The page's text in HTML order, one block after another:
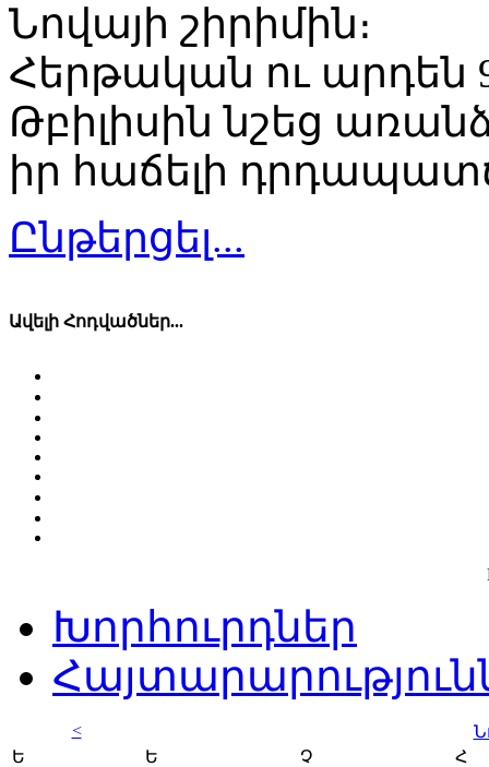
Նովայի շիրիմին։
Հերթական ու արդեն
Թբիլիսին նշեց
իր հաճելի
Ընթերցել...
Ավելի Հոդվածներ...
Խորհուրդներ
<
Ե
Ե Չ Հ